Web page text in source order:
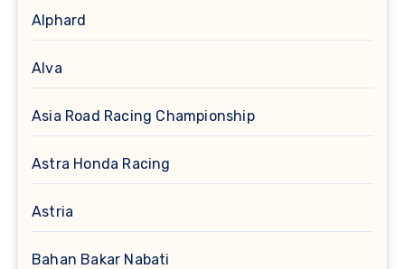
Alphard
Alva
Asia Road Racing Championship
Astra Honda Racing
Astria
Bahan Bakar Nabati